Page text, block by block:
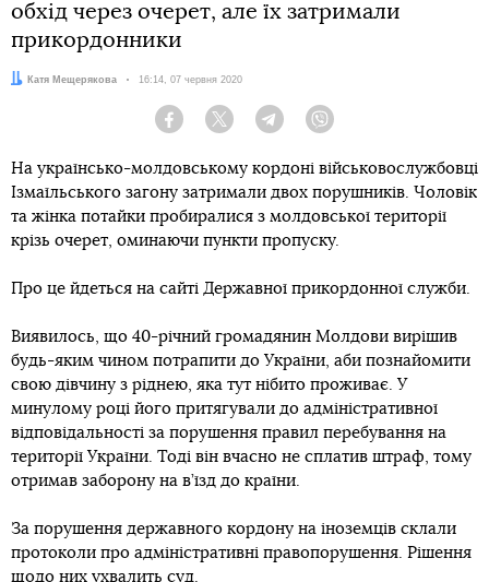
обхід через очерет, але їх затримали
прикордонники
Автор:Катя Мещерякова Дата:
16:14, 07 червня 2020
Facebook Twitter Telegram
На українсько-молдовському кордоні військовослужбовці
Ізмаїльського загону затримали двох порушників. Чоловік
та жінка потайки пробиралися з молдовської території
крізь очерет, оминаючи пункти пропуску.
Про це йдеться на сайті Державної прикордонної служби.
Виявилось, що 40-річний громадянин Молдови вирішив
будь-яким чином потрапити до України, аби познайомити
свою дівчину з ріднею, яка тут нібито проживає. У
минулому році його притягували до адміністративної
відповідальності за порушення правил перебування на
території України. Тоді він вчасно не сплатив штраф, тому
отримав заборону на в’їзд до країни.
За порушення державного кордону на іноземців склали
протоколи про адміністративні правопорушення. Рішення
щодо них ухвалить суд.